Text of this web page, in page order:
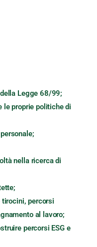
Legge 68/99;
le proprie politiche di
nella ricerca di
tirocini, percorsi
al lavoro;
percorsi ESG e